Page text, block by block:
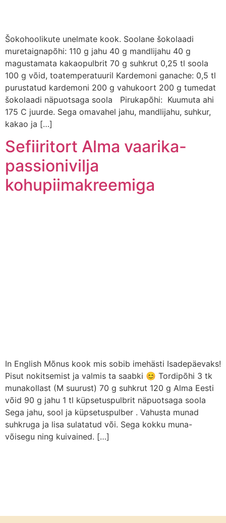
Šokohoolikute unelmate kook. Soolane šokolaadi
muretaignapõhi: 110 g jahu 40 g mandlijahu 40 g
magustamata kakaopulbrit 70 g suhkrut 0,25 tl soola
100 g võid, toatemperatuuril Kardemoni ganache: 0,5 tl
purustatud kardemoni 200 g vahukoort 200 g tumedat
šokolaadi näpuotsaga soola Pirukapõhi: Kuumuta ahi
175 C juurde. Sega omavahel jahu, mandlijahu, suhkur,
kakao ja […]
Sefiiritort Alma vaarika-
passionivilja
kohupiimakreemiga
In English Mõnus kook mis sobib imehästi Isadepäevaks!
Pisut nokitsemist ja valmis ta saabki 😊 Tordipõhi 3 tk
munakollast (M suurust) 70 g suhkrut 120 g Alma Eesti
võid 90 g jahu 1 tl küpsetuspulbrit näpuotsaga soola
Sega jahu, sool ja küpsetuspulber . Vahusta munad
suhkruga ja lisa sulatatud või. Sega kokku muna-
võisegu ning kuivained. […]